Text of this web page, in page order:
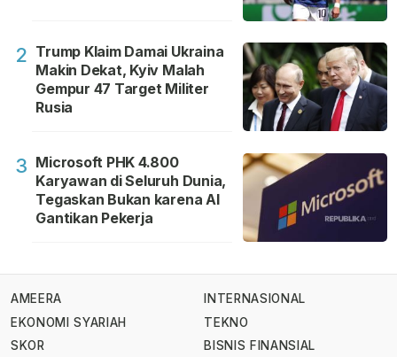
2 Trump Klaim Damai Ukraina
Makin Dekat, Kyiv Malah
Gempur 47 Target Militer
Rusia
3 Microsoft PHK 4.800
Karyawan di Seluruh Dunia,
Tegaskan Bukan karena AI
Gantikan Pekerja
AMEERA
EKONOMI SYARIAH
SKOR
INTERNASIONAL
TEKNO
BISNIS FINANSIAL